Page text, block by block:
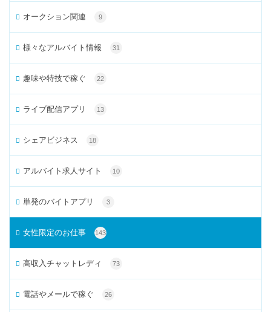
オークション関連 9
様々なアルバイト情報 31
趣味や特技で稼ぐ 22
ライブ配信アプリ 13
シェアビジネス 18
アルバイト求人サイト 10
単発のバイトアプリ 3
女性限定のお仕事 143
高収入チャットレディ 73
電話やメールで稼ぐ 26